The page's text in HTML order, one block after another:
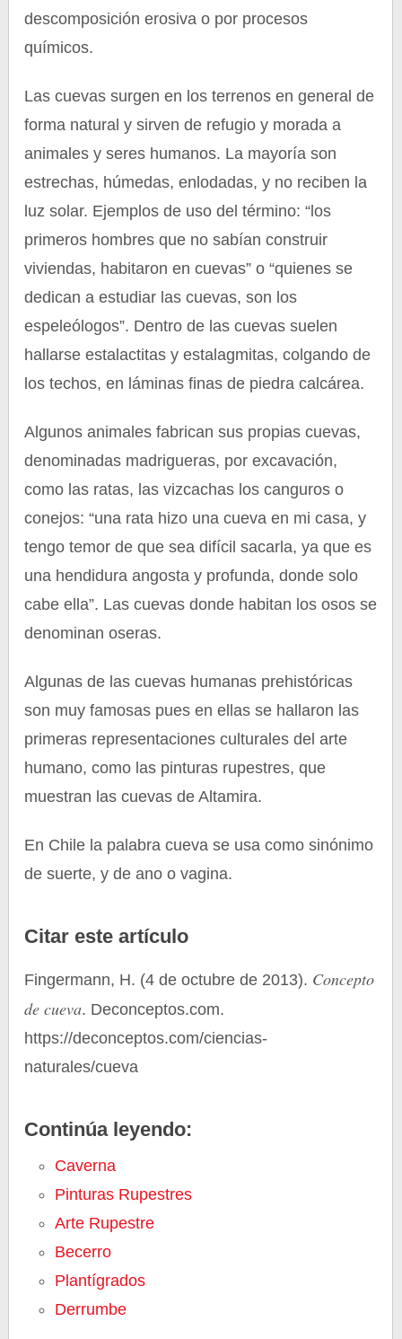
descomposición erosiva o por procesos
químicos.
Las cuevas surgen en los terrenos en general de
forma natural y sirven de refugio y morada a
animales y seres humanos. La mayoría son
estrechas, húmedas, enlodadas, y no reciben la
luz solar. Ejemplos de uso del término: “los
primeros hombres que no sabían construir
viviendas, habitaron en cuevas” o “quienes se
dedican a estudiar las cuevas, son los
espeleólogos”. Dentro de las cuevas suelen
hallarse estalactitas y estalagmitas, colgando de
los techos, en láminas finas de piedra calcárea.
Algunos animales fabrican sus propias cuevas,
denominadas madrigueras, por excavación,
como las ratas, las vizcachas los canguros o
conejos: “una rata hizo una cueva en mi casa, y
tengo temor de que sea difícil sacarla, ya que es
una hendidura angosta y profunda, donde solo
cabe ella”. Las cuevas donde habitan los osos se
denominan oseras.
Algunas de las cuevas humanas prehistóricas
son muy famosas pues en ellas se hallaron las
primeras representaciones culturales del arte
humano, como las pinturas rupestres, que
muestran las cuevas de Altamira.
En Chile la palabra cueva se usa como sinónimo
de suerte, y de ano o vagina.
Citar este artículo
Fingermann, H. (4 de octubre de 2013). Concepto
de cueva. Deconceptos.com.
https://deconceptos.com/ciencias-
naturales/cueva
Continúa leyendo:
Caverna
Pinturas Rupestres
Arte Rupestre
Becerro
Plantígrados
Derrumbe